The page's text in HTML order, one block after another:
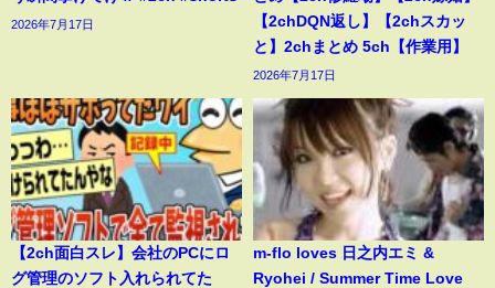
2026年7月17日
【2chDQN返し】【2chスカッ
と】2chまとめ 5ch【作業用】
2026年7月17日
【2ch面白スレ】会社のPCにロ
グ管理のソフト入れられてた
m-flo loves 日之内エミ &
Ryohei / Summer Time Love